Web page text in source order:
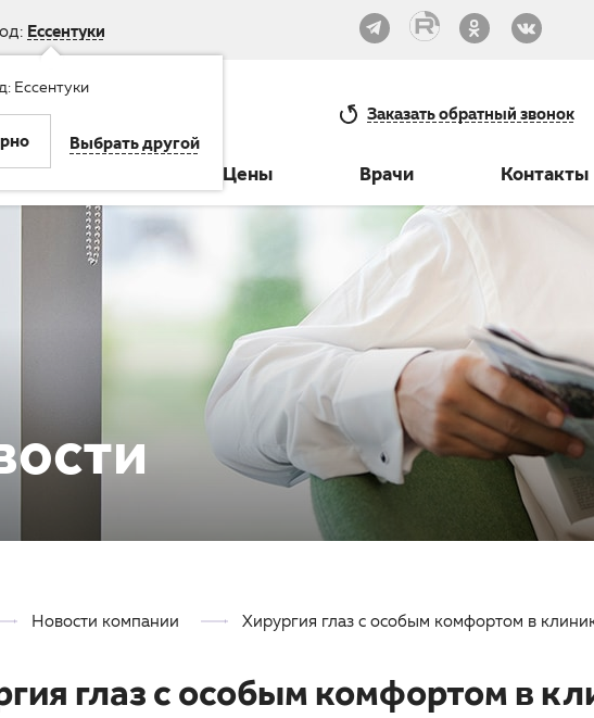
Ессентуки
Ессентуки
Выбрать другой
Заказатьобратный звонок
Цены Врачи Контакты
Новости компании Хирургия глаз с особым комфортом в
глаз с особым комфортом в